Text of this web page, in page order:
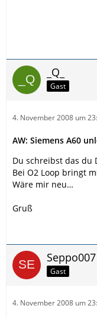
_Q_
Gast
4. November 2008 um
AW: Siemens A60
Du schreibst das du
Bei O2 Loop bringt
Wäre mir neu…
Gruß
Seppo007
Gast
4. November 2008 um